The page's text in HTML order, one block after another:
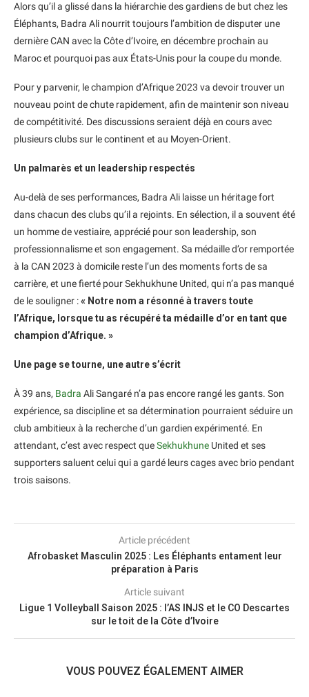
Alors qu’il a glissé dans la hiérarchie des gardiens de but chez les
Éléphants, Badra Ali nourrit toujours l’ambition de disputer une
dernière CAN avec la Côte d’Ivoire, en décembre prochain au
Maroc et pourquoi pas aux États-Unis pour la coupe du monde.
Pour y parvenir, le champion d’Afrique 2023 va devoir trouver un
nouveau point de chute rapidement, afin de maintenir son niveau
de compétitivité. Des discussions seraient déjà en cours avec
plusieurs clubs sur le continent et au Moyen-Orient.
Un palmarès et un leadership respectés
Au-delà de ses performances, Badra Ali laisse un héritage fort
dans chacun des clubs qu’il a rejoints. En sélection, il a souvent été
un homme de vestiaire, apprécié pour son leadership, son
professionnalisme et son engagement. Sa médaille d’or remportée
à la CAN 2023 à domicile reste l’un des moments forts de sa
carrière, et une fierté pour Sekhukhune United, qui n’a pas manqué
de le souligner :« Notre nom a résonné à travers toute
l’Afrique, lorsque tu as récupéré ta médaille d’or en tant que
champion d’Afrique. »
Une page se tourne, une autre s’écrit
À 39 ans, Badra Ali Sangaré n’a pas encore rangé les gants. Son
expérience, sa discipline et sa détermination pourraient séduire un
club ambitieux à la recherche d’un gardien expérimenté. En
attendant, c’est avec respect queSekhukhune United et ses
supporters saluent celui qui a gardé leurs cages avec brio pendant
trois saisons.
Article précédent
Afrobasket Masculin 2025 : Les Éléphants entament leur
préparation à Paris
Article suivant
Ligue 1 Volleyball Saison 2025 : l’AS INJS et le CO Descartes
sur le toit de la Côte d’Ivoire
VOUS POUVEZ ÉGALEMENT AIMER